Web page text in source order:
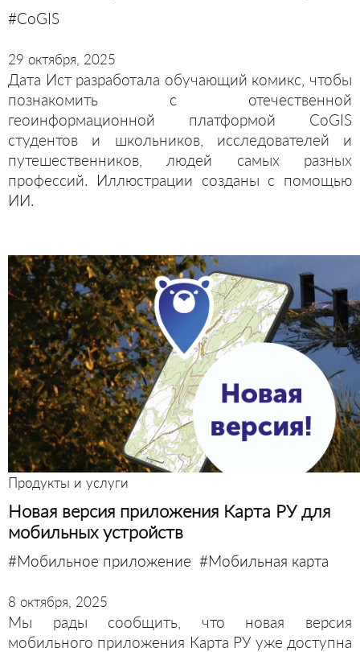
#CoGIS
29 октября, 2025
Дата Ист разработала обучающий комикс, чтобы
познакомить с отечественной
геоинформационной платформой CoGIS
студентов и школьников, исследователей и
путешественников, людей самых разных
профессий. Иллюстрации созданы с помощью
ИИ.
Продукты и услуги
Новая версия приложения Карта РУ для
мобильных устройств
#Мобильное приложение #Мобильная карта
8 октября, 2025
Мы рады сообщить, что новая версия
мобильного приложения Карта РУ уже доступна